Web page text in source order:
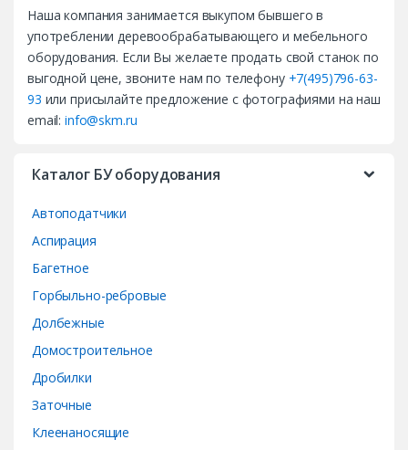
Наша компания занимается выкупом бывшего в
употреблении деревообрабатывающего и мебельного
оборудования. Если Вы желаете продать свой станок по
выгодной цене, звоните нам по телефону +7(495)796-63-
93 или присылайте предложение с фотографиями на наш
email:info@skm.ru
Каталог БУ оборудования
Автоподатчики
Аспирация
Багетное
Горбыльно-ребровые
Долбежные
Домостроительное
Дробилки
Заточные
Клеенаносящие